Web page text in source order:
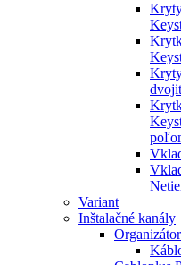
Variant
Inštalačné kanály